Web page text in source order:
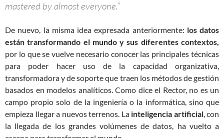
mastered by almost everyone.”
De nuevo, la misma idea expresada anteriormente: los datos
están transformando el mundo y sus diferentes contextos,
por lo que se vuelve necesario conocer las principales técnicas
para poder hacer uso de la capacidad organizativa,
transformadora y de soporte que traen los métodos de gestión
basados en modelos analíticos. Como dice el Rector, no es un
campo propio solo de la ingeniería o la informática, sino que
empieza llegar a nuevos terrenos. La inteligencia artificial, con
la llegada de los grandes volúmenes de datos, ha vuelto a